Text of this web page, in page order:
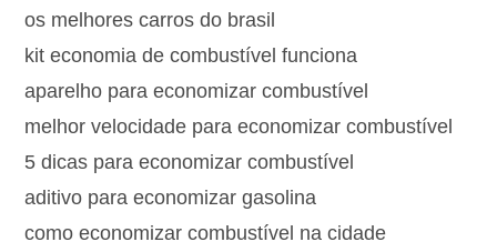
os melhores carros do brasil
kit economia de combustível funciona
aparelho para economizar combustível
melhor velocidade para economizar combustível
5 dicas para economizar combustível
aditivo para economizar gasolina
como economizar combustível na cidade